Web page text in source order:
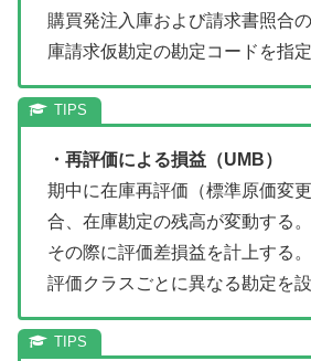
購買発注入庫および請求書照合
庫請求仮勘定の勘定コードを指定
・再評価による損益（UMB）
期中に在庫再評価（標準原価変
合、在庫勘定の残高が変動する。
その際に評価差損益を計上する
評価クラスごとに異なる勘定を設